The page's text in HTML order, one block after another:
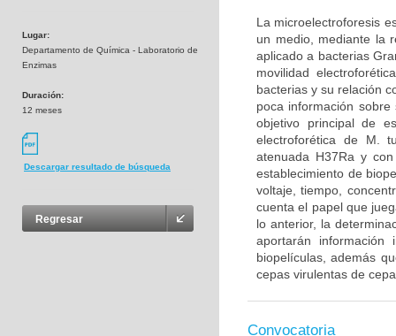
Lugar:
Departamento de Química - Laboratorio de
Enzimas
Duración:
12 meses
Descargar resultado de búsqueda
Regresar
La microelectroforesis
un medio, mediante la
aplicado a bacterias
movilidad
bacterias y su relación
poca información
objetivo principal de
electroforética de M.
atenuada H37Ra y
establecimiento de
voltaje, tiempo,
cuenta el papel que
lo anterior, la
aportarán
biopelículas, además
cepas virulentas de
Convocatoria